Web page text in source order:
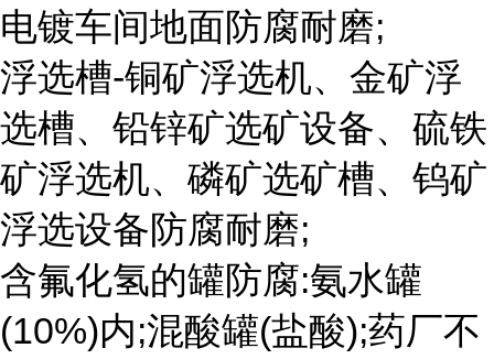
电镀车间地面防腐耐磨;
浮选槽-铜矿浮选机、金矿浮
选槽、铅锌矿选矿设备、硫铁
矿浮选机、磷矿选矿槽、钨矿
浮选设备防腐耐磨;
含氟化氢的罐防腐:氨水罐
(10%)内;混酸罐(盐酸);药厂不